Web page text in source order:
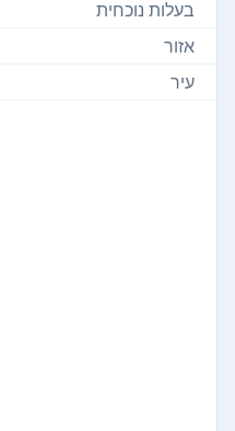
בעלות נוכחית
אזור
עיר